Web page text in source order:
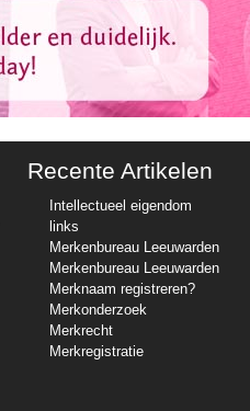
Recente Artikelen
Intellectueel eigendom
links
Merkenbureau Leeuwarden
Merkenbureau Leeuwarden
Merknaam registreren?
Merkonderzoek
Merkrecht
Merkregistratie